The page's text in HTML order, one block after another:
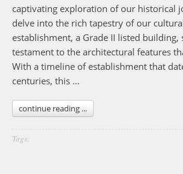
captivating exploration of our historical
delve into the rich tapestry of our
establishment, a Grade II listed building,
testament to the architectural features
With a timeline of establishment that
centuries, this …
continue reading ...
Tags: